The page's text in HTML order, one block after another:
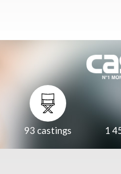
93 castings 1